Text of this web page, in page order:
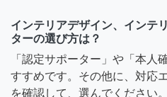
インテリアデザイン、インテ
ターの選び方は？
「認定サポーター」や「本人
すすめです。その他に、対応
を確認して、選んでください。